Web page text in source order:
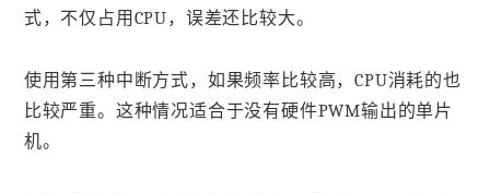
式，不仅占用CPU，误差还比较大。
使用第三种中断方式，如果频率比较高，CPU消耗的也
比较严重。这种情况适合于没有硬件PWM输出的单片
机。